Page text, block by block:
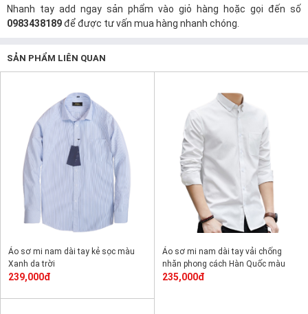
Nhanh tay add ngay sản phẩm vào giỏ hàng hoặc gọi đến số
0983438189để được tư vấn mua hàng nhanh chóng.
SẢN PHẨM LIÊN QUAN
Áo sơ mi nam dài tay kẻ sọc màu
Xanh da trời
239,000đ
Áo sơ mi nam dài tay vải chống
nhăn phong cách Hàn Quốc màu
Trắng
235,000đ